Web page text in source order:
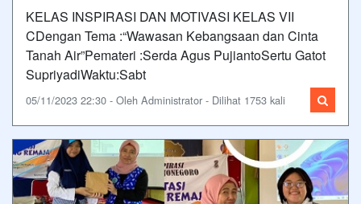
KELAS INSPIRASI DAN MOTIVASI KELAS VII
CDengan Tema :“Wawasan Kebangsaan dan Cinta
Tanah Air”Pemateri :Serda Agus PujiantoSertu Gatot
SupriyadiWaktu:Sabt
05/11/2023 22:30 - Oleh Administrator - Dilihat 1753 kali